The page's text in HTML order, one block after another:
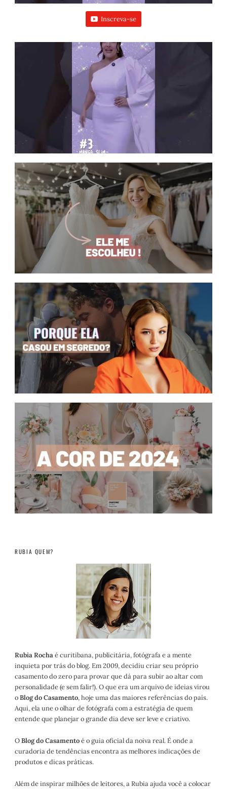
Inscreva-se
RUBIA QUEM?
Rubia Rochaé curitibana, publicitária, fotógrafa e a mente
inquieta por trás do blog. Em 2009, decidiu criar seu próprio
casamento do zero para provar que dá para subir ao altar com
personalidade (e sem falir!). O que era um arquivo de ideias virou
oBlog do Casamento, hoje uma das maiores referências do país.
Aqui, ela une o olhar de fotógrafa com a estratégia de quem
entende que planejar o grande dia deve ser leve e criativo.
OBlog do Casamentoé o guia oficial da noiva real. É onde a
curadoria de tendências encontra as melhores indicações de
produtos e dicas práticas.
Além de inspirar milhões de leitores, a Rubia ajuda você a colocar